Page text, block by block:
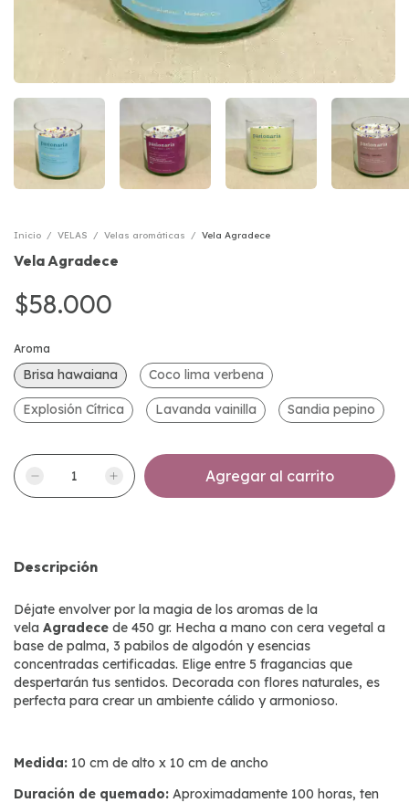
Inicio / VELAS / Velas aromáticas / Vela Agradece
Vela Agradece
$58.000
Aroma
Brisa hawaiana Coco lima verbena
Explosión Cítrica Lavanda vainilla Sandia pepino
Descripción
Déjate envolver por la magia de los aromas de la
vela Agradece de 450 gr. Hecha a mano con cera vegetal a
base de palma, 3 pabilos de algodón y esencias
concentradas certificadas. Elige entre 5 fragancias que
despertarán tus sentidos. Decorada con flores naturales, es
perfecta para crear un ambiente cálido y armonioso.
Medida: 10 cm de alto x 10 cm de ancho
Duración de quemado: Aproximadamente 100 horas, ten